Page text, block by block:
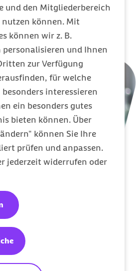
und den Mitgliederbereich
nutzen können. Mit
können wir z. B.
personalisieren und Ihnen
zur Verfügung
für welche
interessieren
ein besonders gutes
bieten können. Über
können Sie Ihre
prüfen und anpassen.
jederzeit widerrufen oder